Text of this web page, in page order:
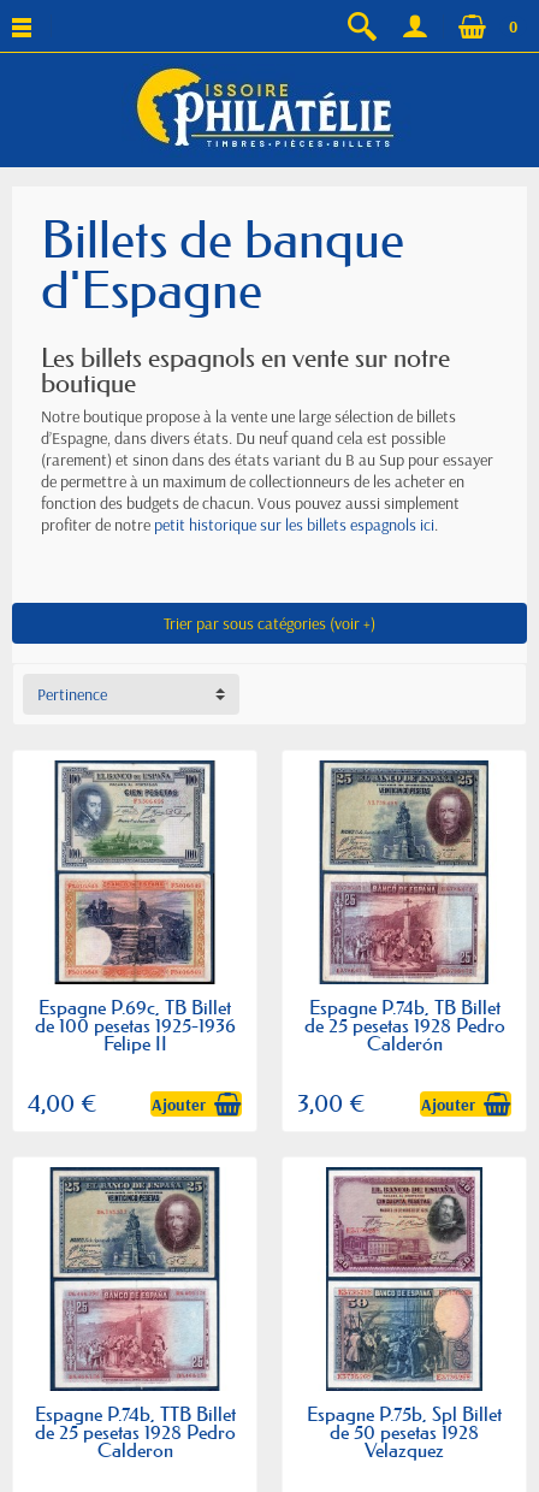
0
Billets de banque
d'Espagne
Les billets espagnols en vente sur notre
boutique
Notre boutique propose à la vente une large sélection de billets
d’Espagne, dans divers états. Du neuf quand cela est possible
(rarement) et sinon dans des états variant du B au Sup pour essayer
de permettre à un maximum de collectionneurs de les acheter en
fonction des budgets de chacun. Vous pouvez aussi simplement
profiter de notre petit historique sur les billets espagnols ici.
Trier par sous catégories (voir +)
Pertinence
Espagne P.69c, TB Billet
de 100 pesetas 1925-1936
Felipe II
4,00 € Ajouter
Espagne P.74b, TB Billet
de 25 pesetas 1928 Pedro
Calderón
3,00 € Ajouter
Espagne P.74b, TTB Billet
de 25 pesetas 1928 Pedro
Calderon
Espagne P.75b, Spl Billet
de 50 pesetas 1928
Velazquez